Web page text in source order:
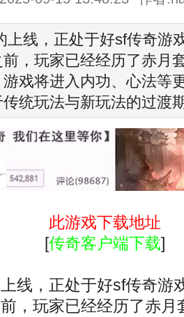
上线，正处于好sf传奇游
，玩家已经经历了赤月
戏将进入内功、心法等
统玩法与新玩法的过渡
此游戏下载地址
[传奇客户端下载]
线，正处于好sf传奇游
，玩家已经经历了赤月